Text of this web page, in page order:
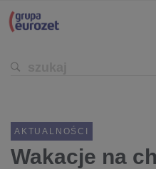
AKTUALNOŚCI
Wakacje na